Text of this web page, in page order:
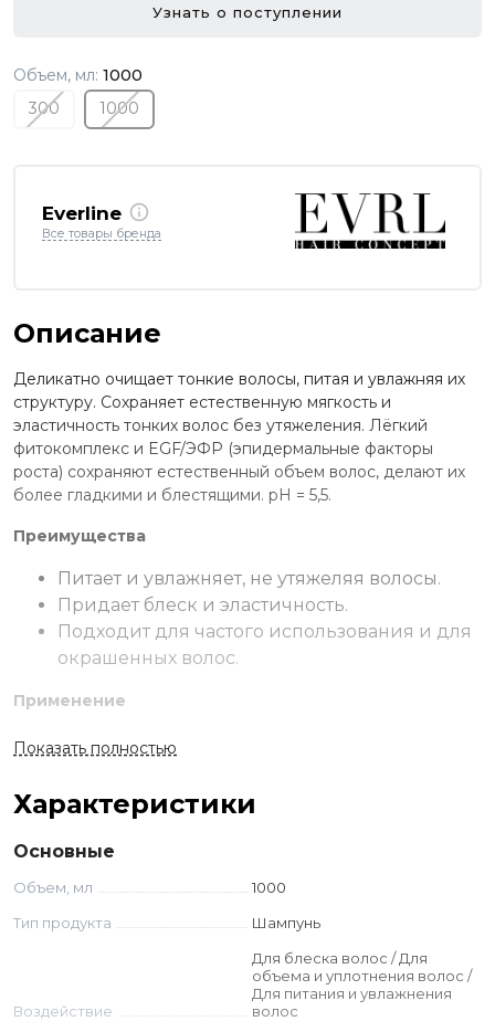
Узнать о поступлении
Объем, мл: 1000
300
1000
Everline
Все товары бренда
Описание
Деликатно очищает тонкие волосы, питая и увлажняя их
структуру. Сохраняет естественную мягкость и
эластичность тонких волос без утяжеления. Лёгкий
фитокомплекс и EGF/ЭФР (эпидермальные факторы
роста) сохраняют естественный объем волос, делают их
более гладкими и блестящими. рН = 5,5.
Преимущества
Питает и увлажняет, не утяжеляя волосы.
Придает блеск и эластичность.
Подходит для частого использования и для
окрашенных волос.
Применение
Нанести на влажные волосы и вспенить. Смыть водой.
Ингредиенты
Aqua (water) , Ammonium Lauryl Sulfate , Sodium Coceth
(fragrance) , Orbignya Speciosa Kernel Oil , Astrocaryum
Murumuru Seed Butter, Hydrolyzed Milk Protein ,
Salt), Glycerin, Sh-polypeptide-9, Sh- Oligopeptide-10 , Guar
Hydroxypropyltrimonium Chloride, Sodium Cocoyl
Sarcosinate, Sodium Olivamphoacetate, Sh-polypeptide-1,
Показать полностью
Характеристики
Основные
Объем, мл
1000
Тип продукта
Шампунь
Воздействие
Для блеска волос / Для
объема и уплотнения волос /
Для питания и увлажнения
волос